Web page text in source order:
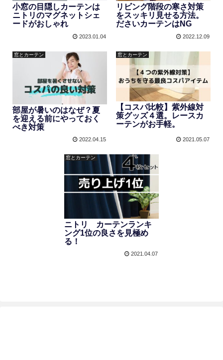
小窓の目隠しカーテンは
ニトリのマグネットシェ
ードがおしゃれ
2023.01.04
リビング階段の寒さ対策
をスッキリ見せる方法。
ださいカーテンはNG
2022.12.09
窓とカーテン
部屋が暑いのはなぜ？夏
を迎える前にやっておく
べき対策
2022.04.15
窓とカーテン
【コスパ比較】紫外線対
策グッズ４選。レースカ
ーテンがお手軽。
2021.05.07
窓とカーテン
ニトリ カーテンランキ
ング1位の良さを見極め
る！
2021.04.07